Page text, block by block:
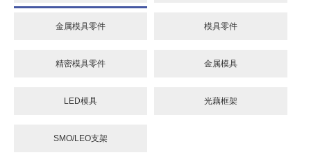
金属模具零件 模具零件
精密模具零件 金属模具
LED模具 光藕框架
SMO/LEO支架